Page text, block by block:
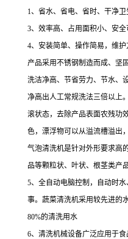
1、省水、省电、省时、干净卫
3、效率高、占用面积小、安全
4、安装简单、操作简易，维护
产品采用不锈钢制造而成、坚
洗洁净高、节省劳力、节水、
净高出人工常规洗法三倍以上
滚状态，去除产品表面农残功
色，漂浮物可以从溢流槽溢出
气泡清洗机是针对外形要求高
品等颗粒状、叶状、根茎类产
5、全自动电脑控制，自动时
事。蔬菜清洗机采用较先进的
80%的清洗用水
6、清洗机械设备广泛应用于